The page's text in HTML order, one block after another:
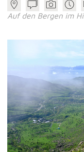
Auf den Bergen im